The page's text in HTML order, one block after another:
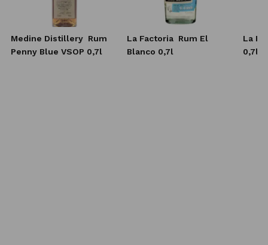
Medine Distillery Rum
Penny Blue VSOP 0,7l
La Factoria Rum El
Blanco 0,7l
La
0,7l